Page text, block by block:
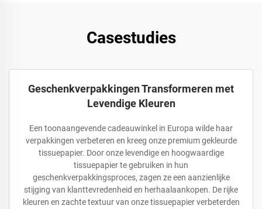
Casestudies
Geschenkverpakkingen Transformeren met
Levendige Kleuren
Een toonaangevende cadeauwinkel in Europa wilde haar
verpakkingen verbeteren en kreeg onze premium gekleurde
tissuepapier. Door onze levendige en hoogwaardige
tissuepapier te gebruiken in hun
geschenkverpakkingsproces, zagen ze een aanzienlijke
stijging van klanttevredenheid en herhaalaankopen. De rijke
kleuren en zachte textuur van onze tissuepapier verbeterden